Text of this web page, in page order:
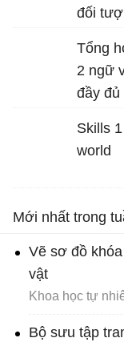
đối
trong
vàng",
nêu
tu từ đó
Tổng
2 ngữ
đầy đủ
Skills
world
Mới nhất trong
Vẽ sơ đồ
vật
Khoa học tự
Bộ sưu tập